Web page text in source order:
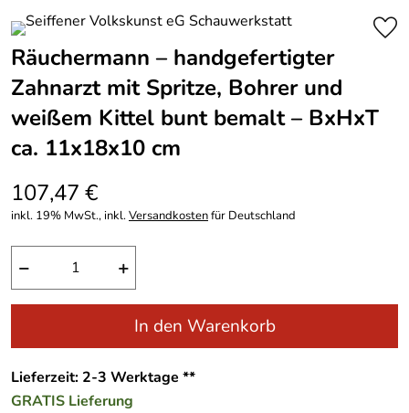
Räuchermann – handgefertigter
Zahnarzt mit Spritze, Bohrer und
weißem Kittel bunt bemalt – BxHxT
ca. 11x18x10 cm
107,47 €
inkl. 19% MwSt., inkl.Versandkostenfür Deutschland
− +
In den Warenkorb
Lieferzeit: 2-3 Werktage **
GRATIS Lieferung